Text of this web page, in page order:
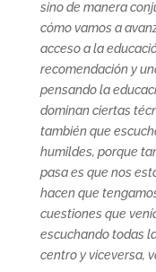
sino de manera
cómo vamos a
acceso a la
recomendación y
pensando la
dominan ciertas
también que
humildes, porque
pasa es que nos
hacen que
cuestiones que
escuchando todas
centro y viceversa,